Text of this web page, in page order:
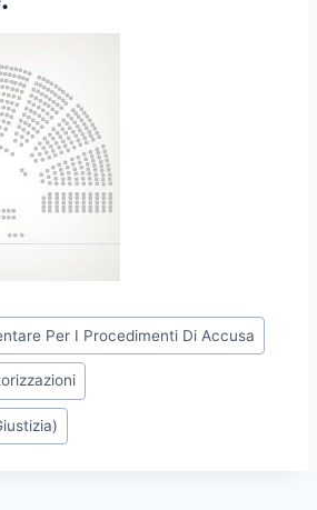
Per I Procedimenti Di Accusa